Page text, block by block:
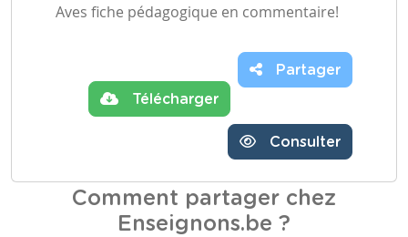
Aves fiche pédagogique en commentaire!
Télécharger
Partager
Consulter
Comment partager chez
Enseignons.be ?